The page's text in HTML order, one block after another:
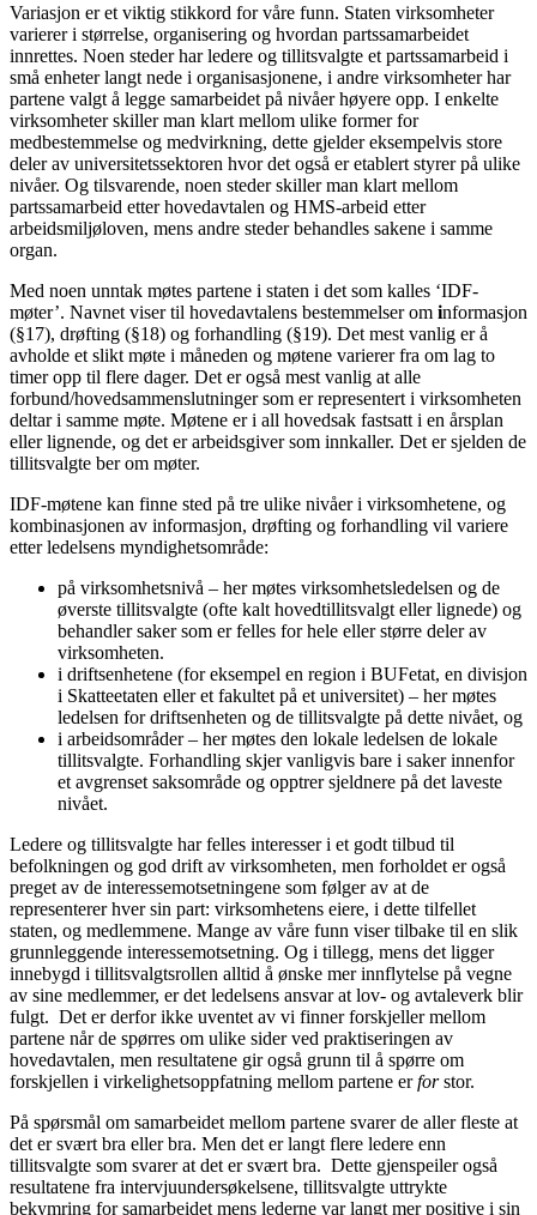
Variasjon er et viktig stikkord for våre funn. Staten virksomheter
varierer i størrelse, organisering og hvordan partssamarbeidet
innrettes. Noen steder har ledere og tillitsvalgte et partssamarbeid i
små enheter langt nede i organisasjonene, i andre virksomheter har
partene valgt å legge samarbeidet på nivåer høyere opp. I enkelte
virksomheter skiller man klart mellom ulike former for
medbestemmelse og medvirkning, dette gjelder eksempelvis store
deler av universitetssektoren hvor det også er etablert styrer på ulike
nivåer. Og tilsvarende, noen steder skiller man klart mellom
partssamarbeid etter hovedavtalen og HMS-arbeid etter
arbeidsmiljøloven, mens andre steder behandles sakene i samme
organ.
Med noen unntak møtes partene i staten i det som kalles ‘IDF-
møter’. Navnet viser til hovedavtalens bestemmelser om informasjon
(§17), drøfting (§18) og forhandling (§19). Det mest vanlig er å
avholde et slikt møte i måneden og møtene varierer fra om lag to
timer opp til flere dager. Det er også mest vanlig at alle
forbund/hovedsammenslutninger som er representert i virksomheten
deltar i samme møte. Møtene er i all hovedsak fastsatt i en årsplan
eller lignende, og det er arbeidsgiver som innkaller. Det er sjelden de
tillitsvalgte ber om møter.
IDF-møtene kan finne sted på tre ulike nivåer i virksomhetene, og
kombinasjonen av informasjon, drøfting og forhandling vil variere
etter ledelsens myndighetsområde:
på virksomhetsnivå – her møtes virksomhetsledelsen og de
øverste tillitsvalgte (ofte kalt hovedtillitsvalgt eller lignede) og
behandler saker som er felles for hele eller større deler av
virksomheten.
i driftsenhetene (for eksempel en region i BUFetat, en divisjon
i Skatteetaten eller et fakultet på et universitet) – her møtes
ledelsen for driftsenheten og de tillitsvalgte på dette nivået, og
i arbeidsområder – her møtes den lokale ledelsen de lokale
tillitsvalgte. Forhandling skjer vanligvis bare i saker innenfor
et avgrenset saksområde og opptrer sjeldnere på det laveste
nivået.
Ledere og tillitsvalgte har felles interesser i et godt tilbud til
befolkningen og god drift av virksomheten, men forholdet er også
preget av de interessemotsetningene som følger av at de
representerer hver sin part: virksomhetens eiere, i dette tilfellet
staten, og medlemmene. Mange av våre funn viser tilbake til en slik
grunnleggende interessemotsetning. Og i tillegg, mens det ligger
innebygd i tillitsvalgtsrollen alltid å ønske mer innflytelse på vegne
av sine medlemmer, er det ledelsens ansvar at lov- og avtaleverk blir
fulgt. Det er derfor ikke uventet av vi finner forskjeller mellom
partene når de spørres om ulike sider ved praktiseringen av
hovedavtalen, men resultatene gir også grunn til å spørre om
forskjellen i virkelighetsoppfatning mellom partene erforstor.
På spørsmål om samarbeidet mellom partene svarer de aller fleste at
det er svært bra eller bra. Men det er langt flere ledere enn
tillitsvalgte som svarer at det er svært bra. Dette gjenspeiler også
resultatene fra intervjuundersøkelsene, tillitsvalgte uttrykte
bekymring for samarbeidet mens lederne var langt mer positive i sin